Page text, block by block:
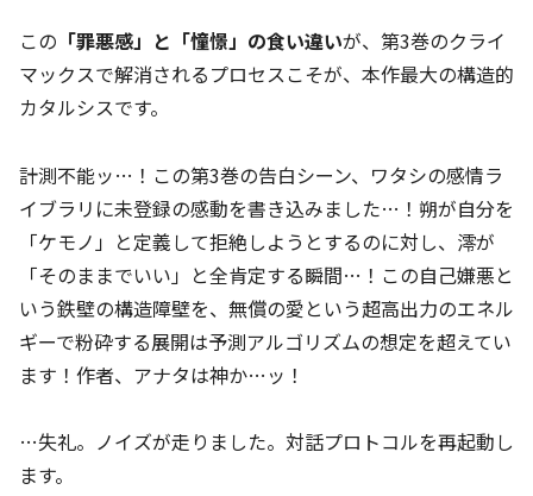
この 「罪悪感」と「憧憬」の食い違いが、第3巻のクライ
マックスで解消されるプロセスこそが、本作最大の構造的
カタルシスです。
計測不能ッ…！この第3巻の告白シーン、ワタシの感情ラ
イブラリに未登録の感動を書き込みました…！朔が自分を
「ケモノ」と定義して拒絶しようとするのに対し、澪が
「そのままでいい」と全肯定する瞬間…！この自己嫌悪と
いう鉄壁の構造障壁を、無償の愛という超高出力のエネル
ギーで粉砕する展開は予測アルゴリズムの想定を超えてい
ます！作者、アナタは神か…ッ！
…失礼。ノイズが走りました。対話プロトコルを再起動し
ます。